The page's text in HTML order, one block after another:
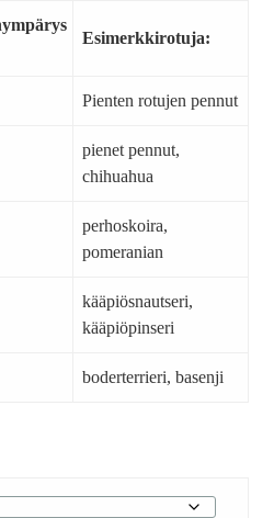
Esimerkkirotuja:
Pienten rotujen pennut
pienet pennut,
chihuahua
perhoskoira,
pomeranian
kääpiösnautseri,
kääpiöpinseri
boderterrieri, basenji